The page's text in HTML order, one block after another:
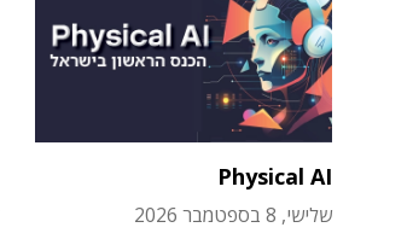
Physical AI
שלישי, 8 בספטמבר 2026